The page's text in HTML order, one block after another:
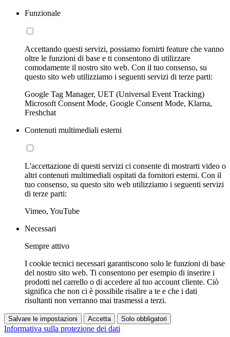
Funzionale
Accettando questi servizi, possiamo fornirti feature che vanno
oltre le funzioni di base e ti consentono di utilizzare
comodamente il nostro sito web. Con il tuo consenso, su
questo sito web utilizziamo i seguenti servizi di terze parti:
Google Tag Manager, UET (Universal Event Tracking)
Microsoft Consent Mode, Google Consent Mode, Klarna,
Freshchat
Contenuti multimediali esterni
L'accettazione di questi servizi ci consente di mostrarti video o
altri contenuti multimediali ospitati da fornitori esterni. Con il
tuo consenso, su questo sito web utilizziamo i seguenti servizi
di terze parti:
Vimeo, YouTube
Necessari
Sempre attivo
I cookie tecnici necessari garantiscono solo le funzioni di base
del nostro sito web. Ti consentono per esempio di inserire i
prodotti nel carrello o di accedere al tuo account cliente. Ciò
significa che non ci è possibile risalire a te e che i dati
risultanti non verranno mai trasmessi a terzi.
Salvare le impostazioni Accetta Solo obbligatori
Informativa sulla protezione dei dati